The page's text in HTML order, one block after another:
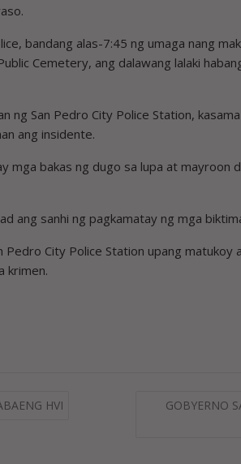
bandang alas-7:45 ng umaga nang
Cemetery, ang dalawang lalaki
ng San Pedro City Police Station,
ang insidente.
mga bakas ng dugo sa lupa at mayroon
ang sanhi ng pagkamatay ng mga
City Police Station upang matukoy
krimen.
HVI
GOBYERNO